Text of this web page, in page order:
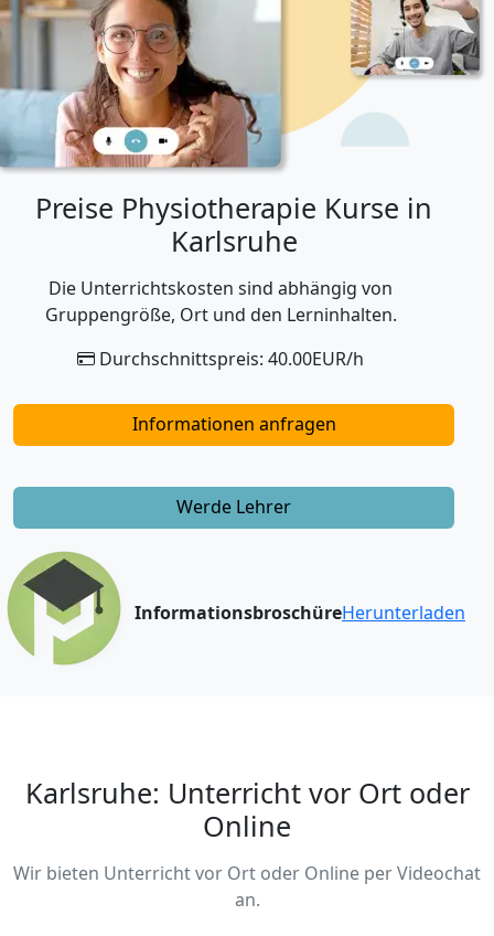
Preise Physiotherapie Kurse in
Karlsruhe
Die Unterrichtskosten sind abhängig von
Gruppengröße, Ort und den Lerninhalten.
Durchschnittspreis: 40.00EUR/h
Informationen anfragen
Werde Lehrer
InformationsbroschüreHerunterladen
Karlsruhe: Unterricht vor Ort oder
Online
Wir bieten Unterricht vor Ort oder Online per Videochat
an.